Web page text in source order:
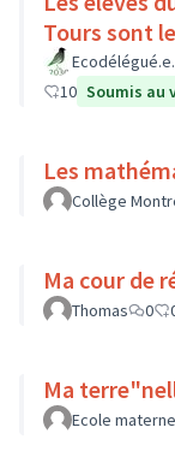
Tours
10 Soumis au
Les
Collège
Ma cour de
Thomas 0
Ma
Ecole